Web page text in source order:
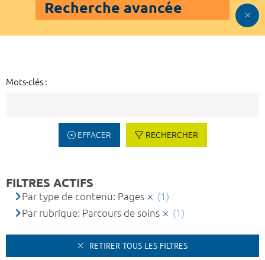
Recherche avancée
Mots-clés :
EFFACER RECHERCHER
FILTRES ACTIFS
Par type de contenu: Pages
(1)
Par rubrique: Parcours de soins
(1)
RETIRER TOUS LES FILTRES